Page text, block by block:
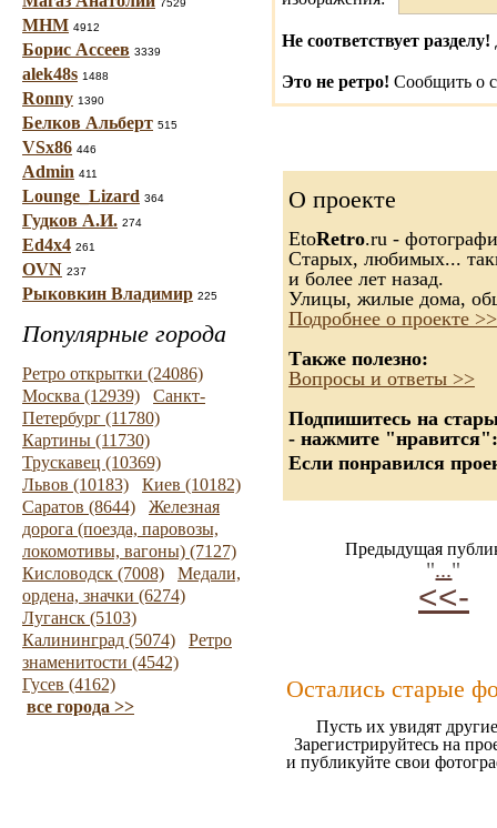
7529
МНМ 4912
Борис Ассеев 3339
alek48s 1488
Ronny 1390
Белков Альберт 515
VSx86 446
Admin 411
Lounge_Lizard 364
Гудков А.И. 274
Ed4x4 261
OVN 237
Рыковкин Владимир 225
Популярные города
Ретро открытки (24086)
Москва (12939)
Санкт-
Петербург (11780)
Картины (11730)
Трускавец (10369)
Львов (10183)
Киев (10182)
Саратов (8644)
Железная
дорога (поезда, паровозы,
локомотивы, вагоны) (7127)
Кисловодск (7008)
Медали,
ордена, значки (6274)
Луганск (5103)
Калининград (5074)
Ретро
знаменитости (4542)
Гусев (4162)
все города >>
Не соответствует разделу!
Это не ретро! Сообщить о
О проекте
EtoRetro.ru -
Старых, любимых...
и более лет назад.
Улицы, жилые дома,
Подробнее о проекте >>
Также полезно:
Вопросы и ответы >>
Подпишитесь на
- нажмите "нравится":
Если понравился
Предыдущая
"..."
<<-
Остались старые
Пусть их увидят
Зарегистрируйтесь на
и публикуйте свои